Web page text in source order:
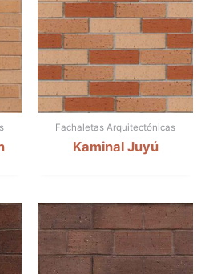
Fachaletas Arquitectónicas
Kaminal Juyú